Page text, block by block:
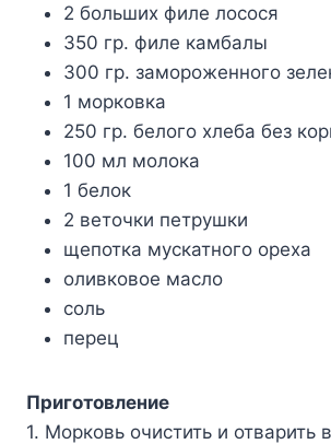
2 больших филе лосося
350 гр. филе камбалы
300 гр. замороженного
1 морковка
250 гр. белого хлеба без
100 мл молока
1 белок
2 веточки петрушки
щепотка мускатного ореха
оливковое масло
соль
перец
Приготовление
1. Морковь очистить и отварить